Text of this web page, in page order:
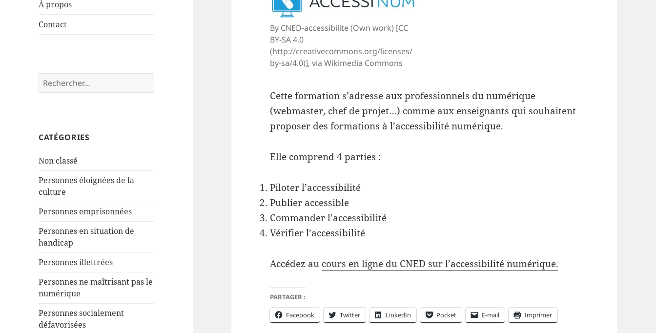
À propos
Contact
Rechercher :
CATÉGORIES
Non classé
Personnes éloignées de la
culture
Personnes emprisonnées
Personnes en situation de
handicap
Personnes illettrées
Personnes ne maîtrisant pas le
numérique
Personnes socialement
défavorisées
By CNED-accessibilite (Own work) [CC
BY-SA 4.0
(http://creativecommons.org/licenses/
by-sa/4.0)], via Wikimedia Commons
Cette formation s’adresse aux professionnels du numérique
(webmaster, chef de projet…) comme aux enseignants qui souhaitent
proposer des formations à l’accessibilité numérique.
Elle comprend 4 parties :
Piloter l’accessibilité
Publier accessible
Commander l’accessibilité
Vérifier l’accessibilité
Accédez au cours en ligne du CNED sur l’accessibilité numérique.
PARTAGER :
Facebook Twitter LinkedIn Pocket E-mail Imprimer